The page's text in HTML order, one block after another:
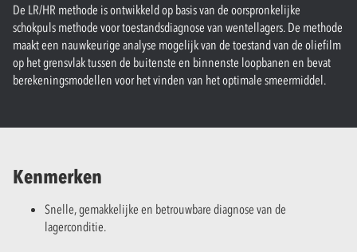
De LR/HR methode is ontwikkeld op basis van de oorspronkelijke
schokpuls methode voor toestandsdiagnose van wentellagers. De methode
maakt een nauwkeurige analyse mogelijk van de toestand van de oliefilm
op het grensvlak tussen de buitenste en binnenste loopbanen en bevat
berekeningsmodellen voor het vinden van het optimale smeermiddel.
Kenmerken
Snelle, gemakkelijke en betrouwbare diagnose van de
lagerconditie.